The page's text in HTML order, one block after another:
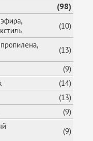
(98)
(10)
(13)
(9)
(14)
(13)
(9)
(9)